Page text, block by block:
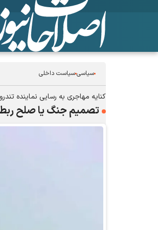
سیاسیسیاست داخلی
کنایه مهاجری به رسایی نماینده
تصمیم‌ جنگ یا صلح